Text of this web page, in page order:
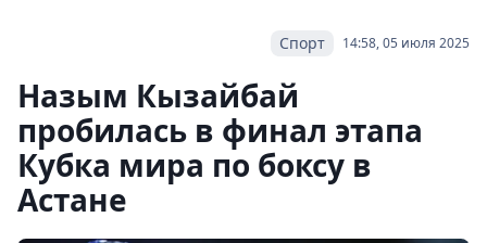
14:58, 05 июля 2025
Спорт
Назым Кызайбай
пробилась в финал этапа
Кубка мира по боксу в
Астане